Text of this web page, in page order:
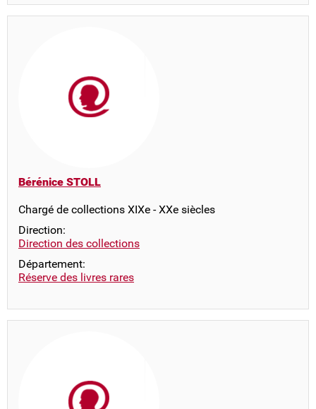
Bérénice STOLL
Chargé de collections XIXe - XXe siècles
Direction:
Direction des collections
Département:
Réserve des livres rares